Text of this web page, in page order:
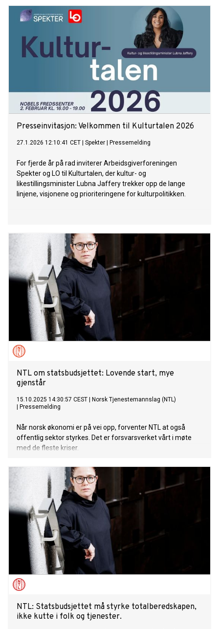
Presseinvitasjon: Velkommen til Kulturtalen 2026
27.1.2026 12:10:41 CET Spekter Pressemelding
For fjerde år på rad inviterer Arbeidsgiverforeningen
Spekter og LO til Kulturtalen, der kultur- og
likestillingsminister Lubna Jaffery trekker opp de lange
linjene, visjonene og prioriteringene for kulturpolitikken.
NTL om statsbudsjettet: Lovende start, mye
gjenstår
15.10.2025 14:30:57 CEST
Norsk Tjenestemannslag (NTL)
Pressemelding
Når norsk økonomi er på vei opp, forventer NTL at også
offentlig sektor styrkes. Det er forsvarsverket vårt i møte
med de fleste kriser.
NTL: Statsbudsjettet må styrke totalberedskapen,
ikke kutte i folk og tjenester.